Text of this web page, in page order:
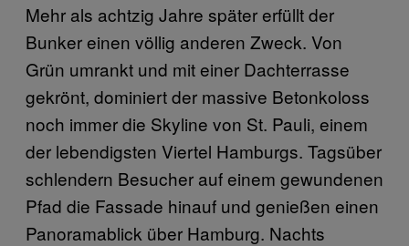
Mehr als achtzig Jahre später erfüllt der
Bunker einen völlig anderen Zweck. Von
Grün umrankt und mit einer Dachterrasse
gekrönt, dominiert der massive Betonkoloss
noch immer die Skyline von St. Pauli, einem
der lebendigsten Viertel Hamburgs. Tagsüber
schlendern Besucher auf einem gewundenen
Pfad die Fassade hinauf und genießen einen
Panoramablick über Hamburg. Nachts